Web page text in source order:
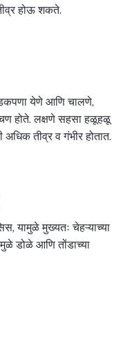
होऊ शकते.
येणे आणि चालणे,
होते. लक्षणे सहसा हळूहळू
तीव्र व गंभीर होतात.
यामुळे मुख्यतः चेहऱ्याच्या
डोळे आणि तोंडाच्या